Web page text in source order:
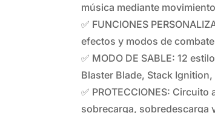
música mediante
✅ FUNCIONES
efectos y modos de
✅ MODO DE SABLE: 12
Blaster Blade, Stack
✅ PROTECCIONES:
sobrecarga, sobredescarga